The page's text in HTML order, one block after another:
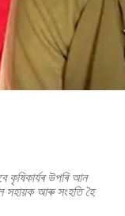
কৃষিকাৰ্যৰ উপৰি আন
সহায়ক আৰু সংহতি হৈ